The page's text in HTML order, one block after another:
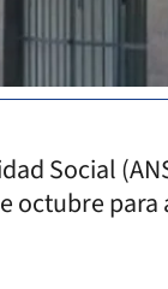
Social
octubre